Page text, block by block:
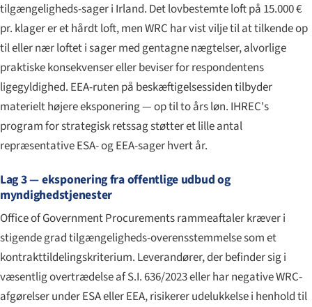
tilgængeligheds-sager i Irland. Det lovbestemte loft på 15.000 €
pr. klager er et hårdt loft, men WRC har vist vilje til at tilkende op
til eller nær loftet i sager med gentagne nægtelser, alvorlige
praktiske konsekvenser eller beviser for respondentens
ligegyldighed. EEA-ruten på beskæftigelsessiden tilbyder
materielt højere eksponering — op til to års løn. IHREC's
program for strategisk retssag støtter et lille antal
repræsentative ESA- og EEA-sager hvert år.
Lag 3 — eksponering fra offentlige udbud og
myndighedstjenester
Office of Government Procurements rammeaftaler kræver i
stigende grad tilgængeligheds-overensstemmelse som et
kontrakttildelingskriterium. Leverandører, der befinder sig i
væsentlig overtrædelse af S.I. 636/2023 eller har negative WRC-
afgørelser under ESA eller EEA, risikerer udelukkelse i henhold til